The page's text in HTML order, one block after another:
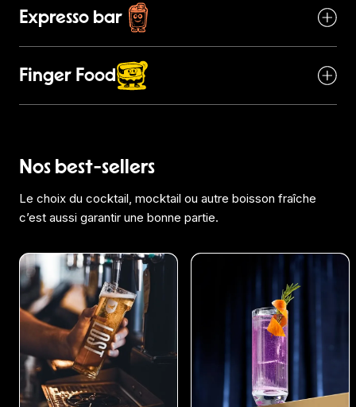
Expresso bar
Finger Food
Nos best-sellers
Le choix du cocktail, mocktail ou autre boisson fraîche
c’est aussi garantir une bonne partie.